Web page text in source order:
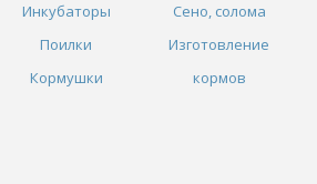
Инкубаторы
Поилки
Кормушки
Сено, солома
Изготовление
кормов